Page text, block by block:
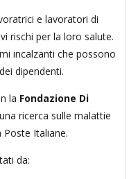
e lavoratori di
rischi per la loro salute.
incalzanti che possono
dipendenti.
la Fondazione Di
ricerca sulle malattie
Italiane.
da: